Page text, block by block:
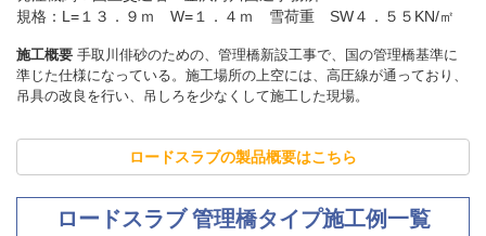
規格：L=１３．９ｍ W=１．４ｍ 雪荷重 SW４．５５KN/㎡
施工概要 手取川俳砂のための、管理橋新設工事で、国の管理橋基準に
準じた仕様になっている。施工場所の上空には、高圧線が通っており、
吊具の改良を行い、吊しろを少なくして施工した現場。
ロードスラブの製品概要はこちら
ロードスラブ 管理橋タイプ施工例一覧